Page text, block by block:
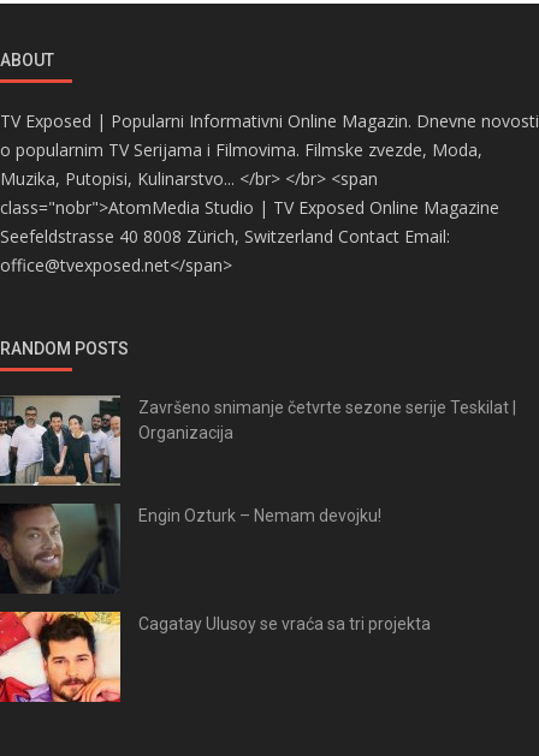
ABOUT
TV Exposed | Popularni Informativni Online Magazin. Dnevne novosti
o popularnim TV Serijama i Filmovima. Filmske zvezde, Moda,
Muzika, Putopisi, Kulinarstvo... </br> </br> <span
class="nobr">AtomMedia Studio | TV Exposed Online Magazine
Seefeldstrasse 40 8008 Zürich, Switzerland Contact Email:
office@tvexposed.net</span>
RANDOM POSTS
Završeno snimanje četvrte sezone serije Teskilat |
Organizacija
Engin Ozturk – Nemam devojku!
Cagatay Ulusoy se vraća sa tri projekta